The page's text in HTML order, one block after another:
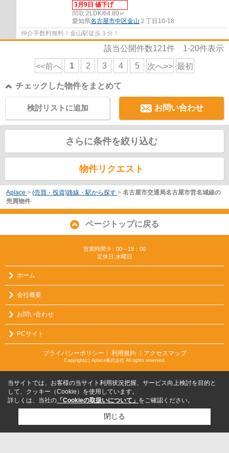
3月9日 値下げ
間取:2LDK/64.80㎡
愛知県名古屋市中区金山 ２丁目10-18
仲介手数料無料！金山駅徒歩３分！
該当公開件数121件 1-20件表示
<<前へ 1 2 3 4 5 次へ>> 最初
チェックした物件をまとめて
お問い合わせ
検討リストに追加
さらに条件を絞り込む
物件リクエスト
Aplace > (売買・投資)路線・駅から探す > 名古屋市交通局名古屋市営名城線の
売買物件
ページトップに戻る
営業時間:9：00～19：00
定休日:水曜日
ホーム
会社概要
お問い合わせ
PCサイト
プライバシーポリシー ｜ 利用規約 ｜アクセスマップ
Copyright(c) Aplace株式会社 All rights reserved.
当サイトでは、お客様の当サイト利用状況把握、サービス向上検討を目的と
して、クッキー（Cookie）を使用しています。
詳しくは、当社の 「Cookieの取扱いについて」 をご確認ください。
閉じる